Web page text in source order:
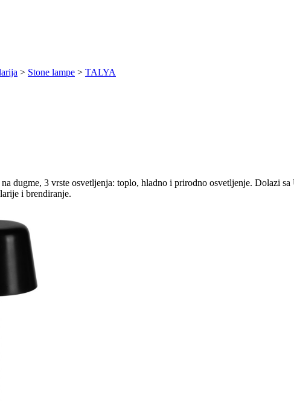
> Stone lampe > TALYA
dugme, 3 vrste osvetljenja: toplo, hladno i prirodno osvetljenje. Dolazi
i brendiranje.